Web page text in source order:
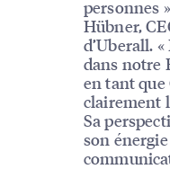
personnes
Hübner,
d’Uberall.
dans notre
en tant
clairement
Sa
son